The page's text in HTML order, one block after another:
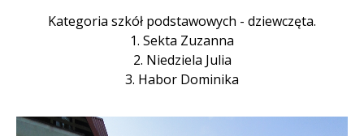
Kategoria szkół podstawowych - dziewczęta.
1. Sekta Zuzanna
2. Niedziela Julia
3. Habor Dominika